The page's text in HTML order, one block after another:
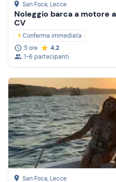
San Foca, Lecce
Noleggio barca a motore
CV
Conferma immediata
5 ore
4.2
1-6 partecipanti
San Foca, Lecce